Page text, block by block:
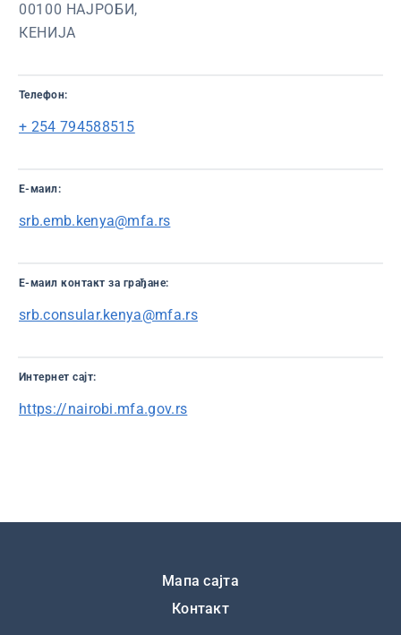
00100 НАЈРОБИ,
КЕНИЈА
Телефон:
+ 254 794588515
Е-маил:
srb.emb.kenya@mfa.rs
E-маил контaкт за грађане:
srb.consular.kenya@mfa.rs
Интернет сајт:
https://nairobi.mfa.gov.rs
Мапа сајта
Контакт